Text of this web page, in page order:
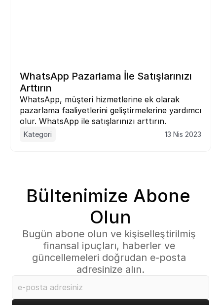
WhatsApp Pazarlama İle Satışlarınızı
Arttırın
WhatsApp, müşteri hizmetlerine ek olarak
pazarlama faaliyetlerini geliştirmelerine yardımcı
olur. WhatsApp ile satışlarınızı arttırın.
Kategori 13 Nis 2023
Bültenimize Abone
Olun
Bugün abone olun ve kişiselleştirilmiş
finansal ipuçları, haberler ve
güncellemeleri doğrudan e-posta
adresinize alın.